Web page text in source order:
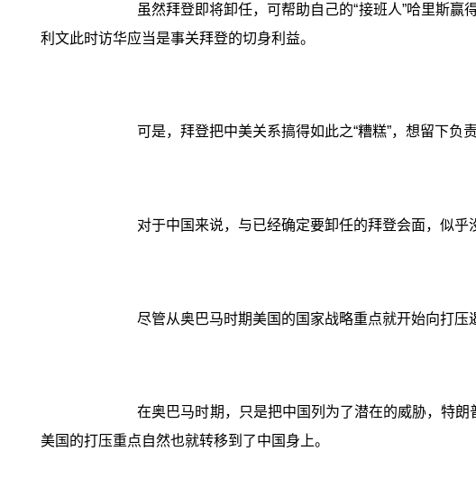
虽然拜登即将卸任，可帮助自己的“接班人”哈里斯
利文此时访华应当是事关拜登的切身利益。
可是，拜登把中美关系搞得如此之“糟糕”，想留下负
对于中国来说，与已经确定要卸任的拜登会面，似乎
尽管从奥巴马时期美国的国家战略重点就开始向打
在奥巴马时期，只是把中国列为了潜在的威胁，特朗
美国的打压重点自然也就转移到了中国身上。